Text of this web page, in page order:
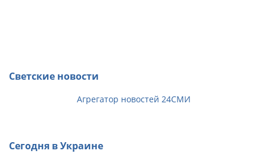
Светские новости
Агрегатор новостей 24СМИ
Сегодня в Украине